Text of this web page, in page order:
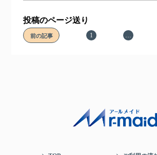
投稿のページ送り
前の記事 1 …